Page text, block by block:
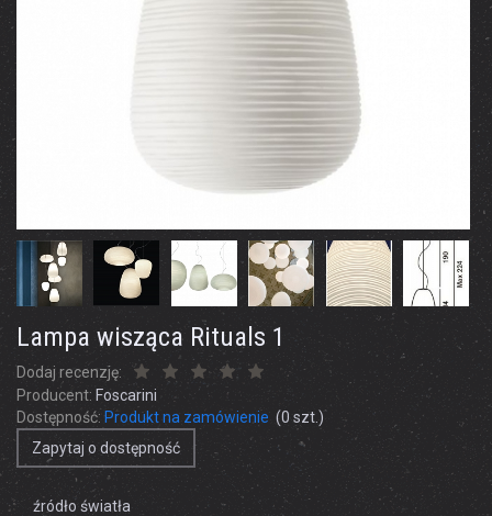
Lampa wisząca Rituals 1
Dodaj recenzję:
Producent: Foscarini
Dostępność: Produkt na zamówienie (0 szt.)
Zapytaj o dostępność
źródło światła